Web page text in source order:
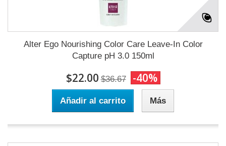
Alter Ego Nourishing Color Care Leave-In Color
Capture pH 3.0 150ml
$22.00 $36.67 -40%
Añadir al carrito Más